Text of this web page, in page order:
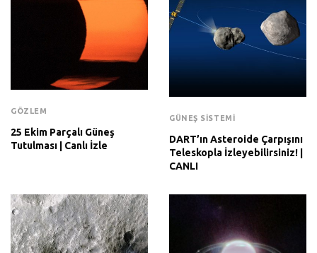
GÖZLEM
25 Ekim Parçalı Güneş
Tutulması | Canlı İzle
GÜNEŞ SISTEMI
DART’ın Asteroide Çarpışını
Teleskopla İzleyebilirsiniz! |
CANLI